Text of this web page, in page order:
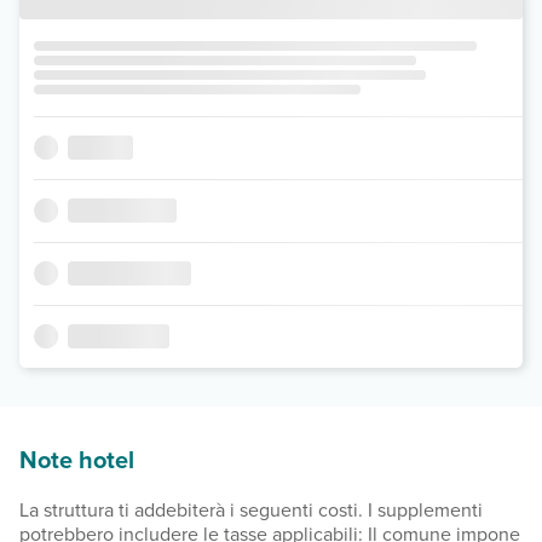
Note hotel
La struttura ti addebiterà i seguenti costi. I supplementi
potrebbero includere le tasse applicabili: Il comune impone